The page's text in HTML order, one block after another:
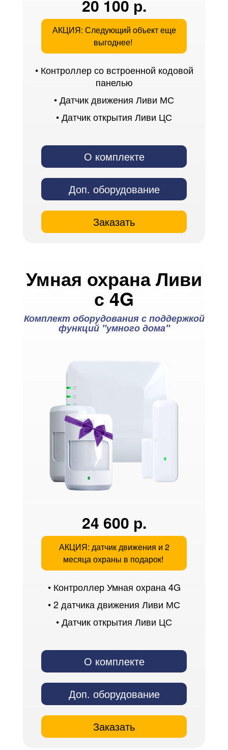
20 100 р.
АКЦИЯ: Следующий объект еще
выгоднее!
• Контроллер со встроенной кодовой
панелью
• Датчик движения Ливи МС
• Датчик открытия Ливи ЦС
О комплекте
Доп. оборудование
Заказать
Умная охрана Ливи
с 4G
Комплект оборудования с поддержкой
функций "умного дома"
24 600 р.
АКЦИЯ: датчик движения и 2
месяца охраны в подарок!
• Контроллер Умная охрана 4G
• 2 датчика движения Ливи МС
• Датчик открытия Ливи ЦС
О комплекте
Доп. оборудование
Заказать